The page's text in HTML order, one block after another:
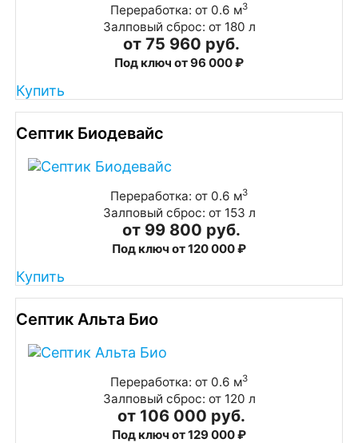
Переработка: от 0.6 м3
Залповый сброс: от 180 л
от 75 960 руб.
Под ключ от 96 000 ₽
Купить
Септик Биодевайс
Переработка: от 0.6 м3
Залповый сброс: от 153 л
от 99 800 руб.
Под ключ от 120 000 ₽
Купить
Септик Альта Био
Переработка: от 0.6 м3
Залповый сброс: от 120 л
от 106 000 руб.
Под ключ от 129 000 ₽